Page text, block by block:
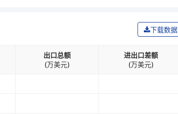
下载数据
出口总额
(万美元)
进出口差额
(万美元)